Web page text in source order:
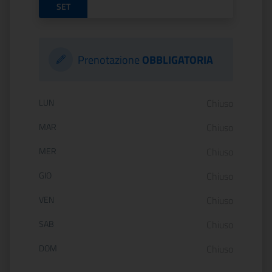
SET
Prenotazione OBBLIGATORIA
Orario di apertura:
LUN
MAR
MER
GIO
VEN
SAB
DOM